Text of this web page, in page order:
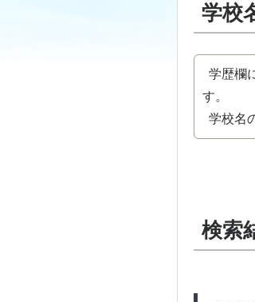
学校
学歴欄
す。
学校名
検索